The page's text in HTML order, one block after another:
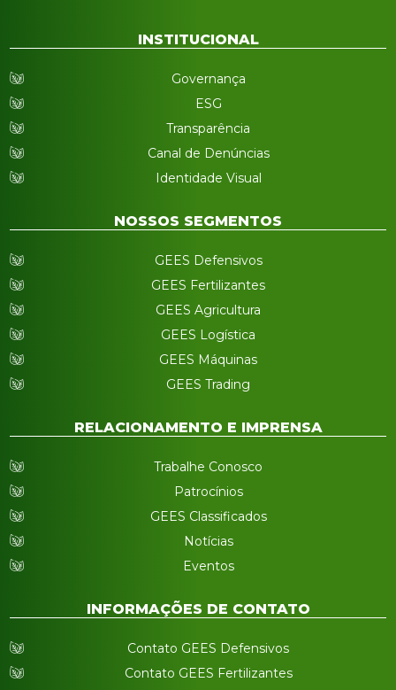
INSTITUCIONAL
Governança
ESG
Transparência
Canal de Denúncias
Identidade Visual
NOSSOS SEGMENTOS
GEES Defensivos
GEES Fertilizantes
GEES Agricultura
GEES Logística
GEES Máquinas
GEES Trading
RELACIONAMENTO E IMPRENSA
Trabalhe Conosco
Patrocínios
GEES Classificados
Notícias
Eventos
INFORMAÇÕES DE CONTATO
Contato GEES Defensivos
Contato GEES Fertilizantes